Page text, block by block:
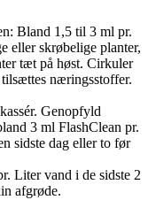
Bland 1,5 til 3 ml pr.
eller skrøbelige planter,
tæt på høst. Cirkuler
næringsstoffer.
Genopfyld
3 ml FlashClean pr.
sidste dag eller to før
Liter vand i de sidste 2
afgrøde.